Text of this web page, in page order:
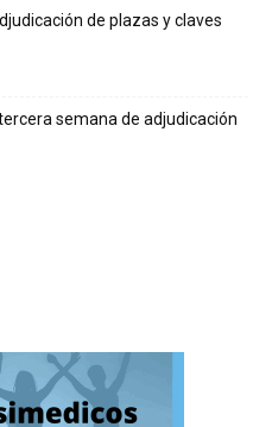
de plazas y claves
semana de adjudicación